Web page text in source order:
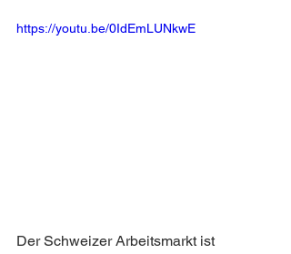
https://youtu.be/0IdEmLUNkwE
Der Schweizer Arbeitsmarkt ist